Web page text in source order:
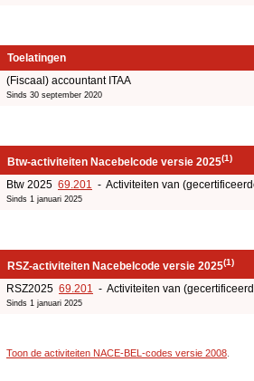
Toelatingen
(Fiscaal) accountant ITAA
Sinds 30 september 2020
Btw-activiteiten Nacebelcode versie 2025(1)
Btw 2025 69.201 - Activiteiten van
Sinds 1 januari 2025
RSZ-activiteiten Nacebelcode versie 2025(1)
RSZ2025 69.201 - Activiteiten van
Sinds 1 januari 2025
Toon de activiteiten NACE-BEL-codes versie 2008